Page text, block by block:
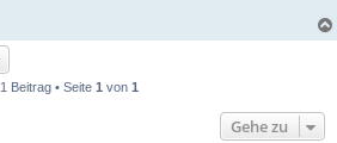
1 Beitrag • Seite 1 von 1
Gehe zu